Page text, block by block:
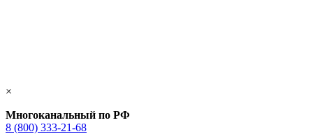
×
Многоканальный по РФ
8 (800) 333‑21-68